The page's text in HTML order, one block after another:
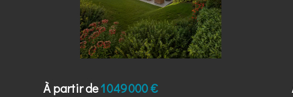
À partir de1 049 000 €